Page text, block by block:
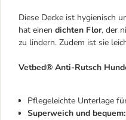
Diese Decke ist hygienisch
hat einen dichten Flor, der
zu lindern. Zudem ist sie
Vetbed® Anti-Rutsch
Pflegeleichte Unterlage
Superweich und bequem: